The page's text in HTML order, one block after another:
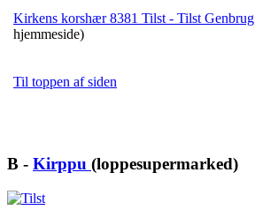
Kirkens korshær 8381 Tilst - Tilst Genbrug
hjemmeside)
Til toppen af siden
B - Kirppu (loppesupermarked)